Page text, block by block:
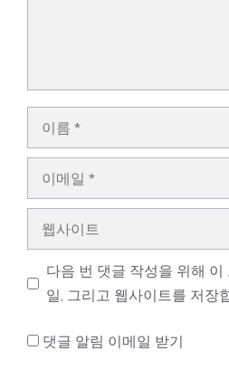
트
다음 번 댓글 작성을 위해 이
일, 그리고 웹사이트를 저장
댓글 알림 이메일 받기